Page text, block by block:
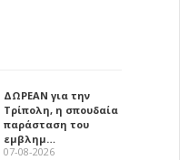
ΔΩΡΕΑΝ για την
Τρίπολη, η σπουδαία
παράσταση του
εμβλημ…
07-08-2026